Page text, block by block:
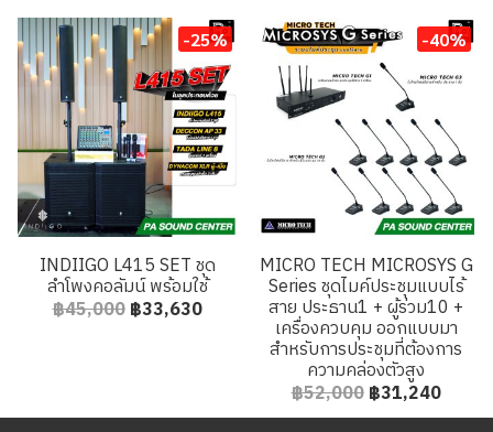
-25%
INDIIGO L415 SET ชุด
ลำโพงคอลัมน์ พร้อมใช้
฿45,000 ฿33,630
-40%
MICRO TECH MICROSYS G
Series ชุดไมค์ประชุมแบบไร้
สาย ประธาน1 + ผู้ร่วม10 +
เครื่องควบคุม ออกแบบมา
สำหรับการประชุมที่ต้องการ
ความคล่องตัวสูง
฿52,000 ฿31,240